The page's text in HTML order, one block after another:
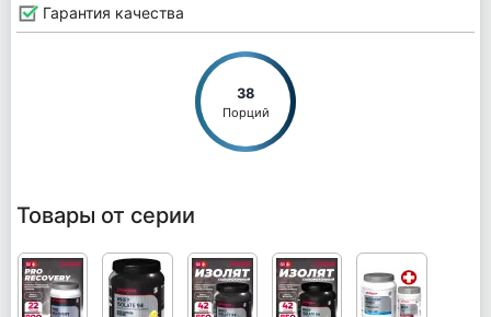
Гарантия качества
38
Порций
Товары от серии